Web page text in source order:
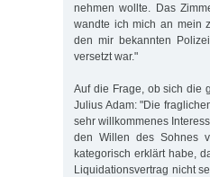
nehmen wollte. Das
wandte ich mich an mein
den mir bekannten
versetzt war."
Auf die Frage, ob sich die
Julius Adam: "Die
sehr willkommenes
den Willen des Sohnes
kategorisch erklärt habe,
Liquidationsvertrag nicht